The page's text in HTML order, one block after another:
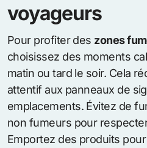
voyageurs
Pour profiter des zones
choisissez des moments
matin ou tard le soir. Cela
attentif aux panneaux de
emplacements. Évitez de
non fumeurs pour
Emportez des produits